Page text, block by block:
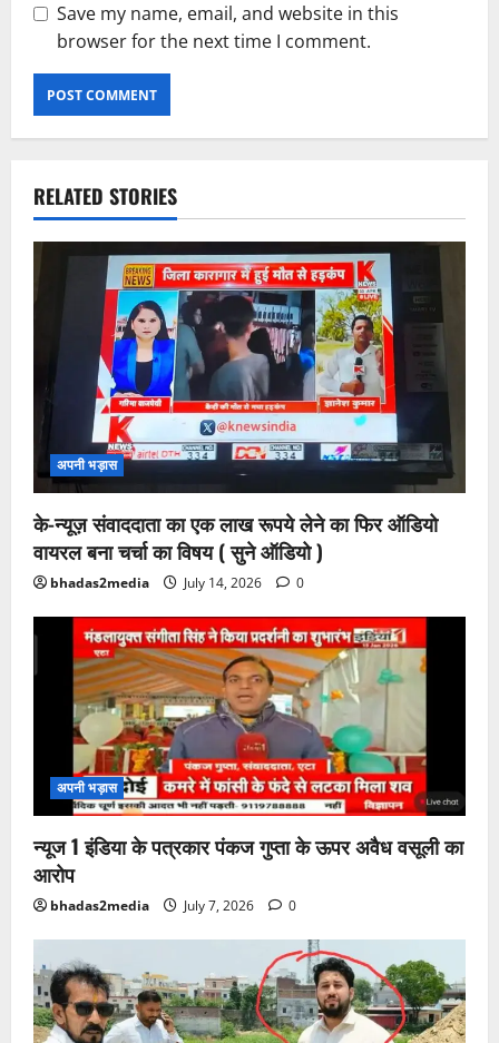
Save my name, email, and website in this
browser for the next time I comment.
RELATED STORIES
अपनी भड़ास
के-न्यूज़ संवाददाता का एक लाख रूपये लेने का फिर ऑडियो
वायरल बना चर्चा का विषय ( सुने ऑडियो )
bhadas2media July 14, 2026 0
अपनी भड़ास
न्यूज 1 इंडिया के पत्रकार पंकज गुप्ता के ऊपर अवैध वसूली का
आरोप
bhadas2media July 7, 2026 0